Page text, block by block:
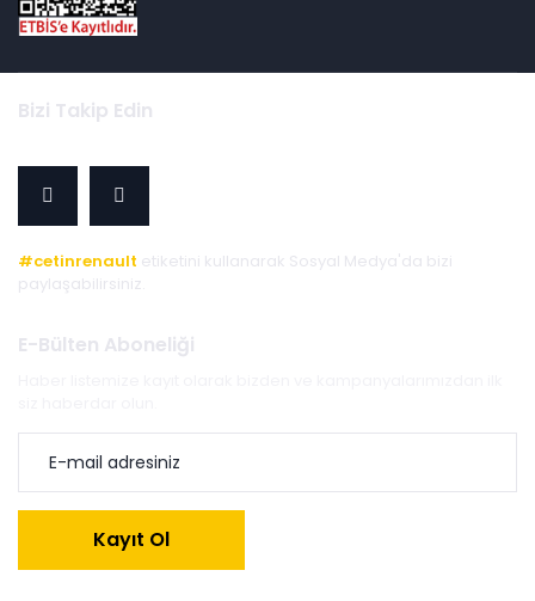
Bizi Takip Edin
#cetinrenault etiketini kullanarak Sosyal Medya'da bizi
paylaşabilirsiniz.
E-Bülten Aboneliği
Kayıt Ol